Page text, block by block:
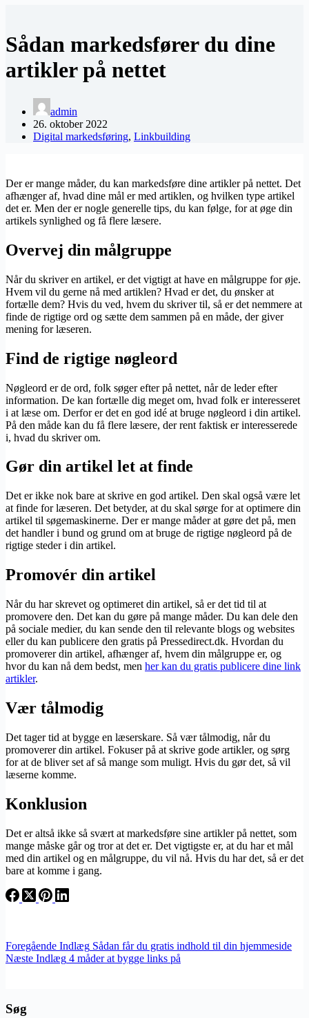
Sådan markedsfører du dine
artikler på nettet
admin
26. oktober 2022
Digital markedsføring, Linkbuilding
Der er mange måder, du kan markedsføre dine artikler på nettet. Det
afhænger af, hvad dine mål er med artiklen, og hvilken type artikel
det er. Men der er nogle generelle tips, du kan følge, for at øge din
artikels synlighed og få flere læsere.
Overvej din målgruppe
Når du skriver en artikel, er det vigtigt at have en målgruppe for øje.
Hvem vil du gerne nå med artiklen? Hvad er det, du ønsker at
fortælle dem? Hvis du ved, hvem du skriver til, så er det nemmere at
finde de rigtige ord og sætte dem sammen på en måde, der giver
mening for læseren.
Find de rigtige nøgleord
Nøgleord er de ord, folk søger efter på nettet, når de leder efter
information. De kan fortælle dig meget om, hvad folk er interesseret
i at læse om. Derfor er det en god idé at bruge nøgleord i din artikel.
På den måde kan du få flere læsere, der rent faktisk er interesserede
i, hvad du skriver om.
Gør din artikel let at finde
Det er ikke nok bare at skrive en god artikel. Den skal også være let
at finde for læseren. Det betyder, at du skal sørge for at optimere din
artikel til søgemaskinerne. Der er mange måder at gøre det på, men
det handler i bund og grund om at bruge de rigtige nøgleord på de
rigtige steder i din artikel.
Promovér din artikel
Når du har skrevet og optimeret din artikel, så er det tid til at
promovere den. Det kan du gøre på mange måder. Du kan dele den
på sociale medier, du kan sende den til relevante blogs og websites
eller du kan publicere den gratis på Pressedirect.dk. Hvordan du
promoverer din artikel, afhænger af, hvem din målgruppe er, og
hvor du kan nå dem bedst, men her kan du gratis publicere dine link
artikler.
Vær tålmodig
Det tager tid at bygge en læserskare. Så vær tålmodig, når du
promoverer din artikel. Fokuser på at skrive gode artikler, og sørg
for at de bliver set af så mange som muligt. Hvis du gør det, så vil
læserne komme.
Konklusion
Det er altså ikke så svært at markedsføre sine artikler på nettet, som
mange måske går og tror at det er. Det vigtigste er, at du har et mål
med din artikel og en målgruppe, du vil nå. Hvis du har det, så er det
bare at komme i gang.
Foregående Indlæg Sådan får du gratis indhold til din hjemmeside
Næste Indlæg 4 måder at bygge links på
Søg